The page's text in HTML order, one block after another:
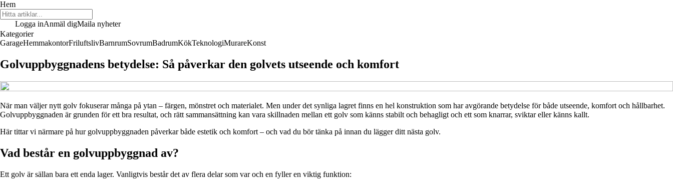
Hem
Logga inAnmäl digMaila nyheter
Kategorier
GarageHemmakontorFriluftslivBarnrumSovrumBadrumKökTeknologiMurareKonst
Golvuppbyggnadens betydelse: Så påverkar den golvets utseende och komfort
När man väljer nytt golv fokuserar många på ytan – färgen, mönstret och materialet. Men under det synliga lagret finns en hel konstruktion som har avgörande betydelse för både utseende, komfort och hållbarhet.
Golvuppbyggnaden är grunden för ett bra resultat, och rätt sammansättning kan vara skillnaden mellan ett golv som känns stabilt och behagligt och ett som knarrar, sviktar eller känns kallt.
Här tittar vi närmare på hur golvuppbyggnaden påverkar både estetik och komfort – och vad du bör tänka på innan du lägger ditt nästa golv.
Vad består en golvuppbyggnad av?
Ett golv är sällan bara ett enda lager. Vanligtvis består det av flera delar som var och en fyller en viktig funktion: